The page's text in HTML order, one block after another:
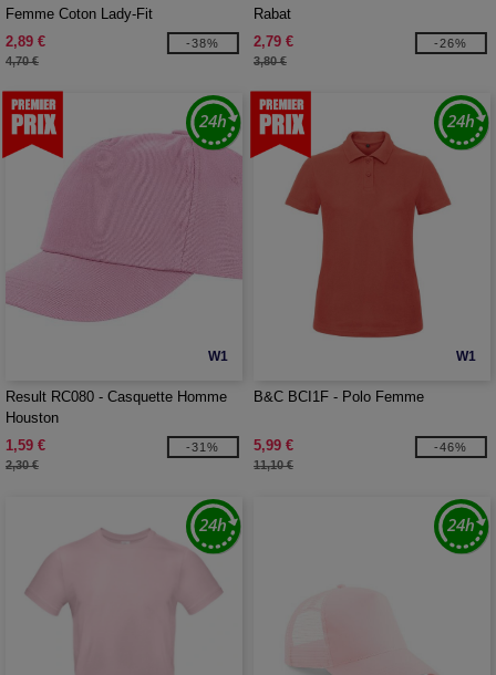
Femme Coton Lady-Fit
2,89 €
4,70 €
-38%
Rabat
2,79 €
3,80 €
-26%
W1
Result RC080 - Casquette Homme
Houston
1,59 €
2,30 €
-31%
W1
B&C BCI1F - Polo Femme
5,99 €
11,10 €
-46%